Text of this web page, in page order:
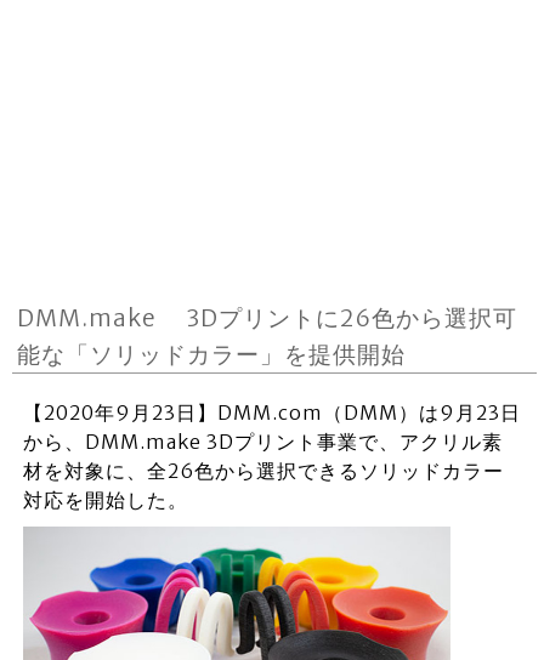
DMM.make 3Dプリントに26色から選択可
能な「ソリッドカラー」を提供開始
【2020年9月23日】DMM.com（DMM）は9月23日
から、DMM.make 3Dプリント事業で、アクリル素
材を対象に、全26色から選択できるソリッドカラー
対応を開始した。